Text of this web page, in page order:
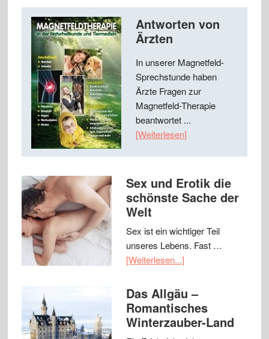
Antworten von
Ärzten
In unserer Magnetfeld-
Sprechstunde haben
Ärzte Fragen zur
Magnetfeld-Therapie
beantwortet ...
[Weiterlesen]
Sex und Erotik die
schönste Sache der
Welt
Sex ist ein wichtiger Teil
unseres Lebens. Fast …
[Weiterlesen...]
Das Allgäu –
Romantisches
Winterzauber-Land